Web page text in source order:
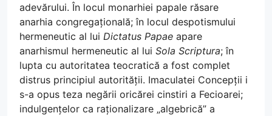
adevărului. În locul monarhiei papale răsare
anarhia congregațională; în locul despotismului
hermeneutic al lui Dictatus Papae apare
anarhismul hermeneutic al lui Sola Scriptura; în
lupta cu autoritatea teocratică a fost complet
distrus principiul autorității. Imaculatei Concepții i
s-a opus teza negării oricărei cinstiri a Fecioarei;
indulgențelor ca raționalizare „algebrică” a